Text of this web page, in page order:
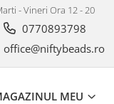
- Vineri Ora 12 - 20
0770893798
office@niftybeads.ro
MEU